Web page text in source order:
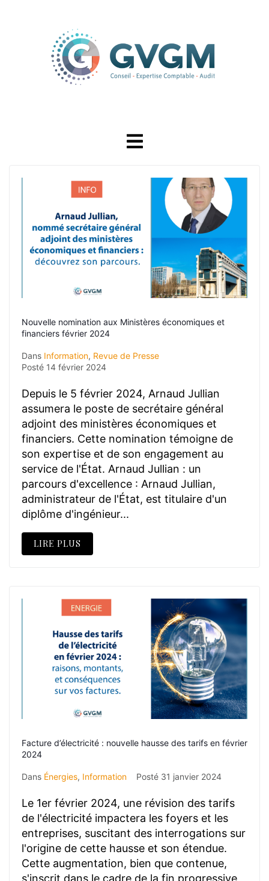
Nouvelle nomination aux Ministères économiques et
financiers février 2024
Dans Information, Revue de Presse
Posté 14 février 2024
Depuis le 5 février 2024, Arnaud Jullian
assumera le poste de secrétaire général
adjoint des ministères économiques et
financiers. Cette nomination témoigne de
son expertise et de son engagement au
service de l'État. Arnaud Jullian : un
parcours d'excellence : Arnaud Jullian,
administrateur de l'État, est titulaire d'un
diplôme d'ingénieur...
LIRE PLUS
Facture d’électricité : nouvelle hausse des tarifs en février
2024
Dans Énergies, Information Posté 31 janvier 2024
Le 1er février 2024, une révision des tarifs
de l'électricité impactera les foyers et les
entreprises, suscitant des interrogations sur
l'origine de cette hausse et son étendue.
Cette augmentation, bien que contenue,
s'inscrit dans le cadre de la fin progressive